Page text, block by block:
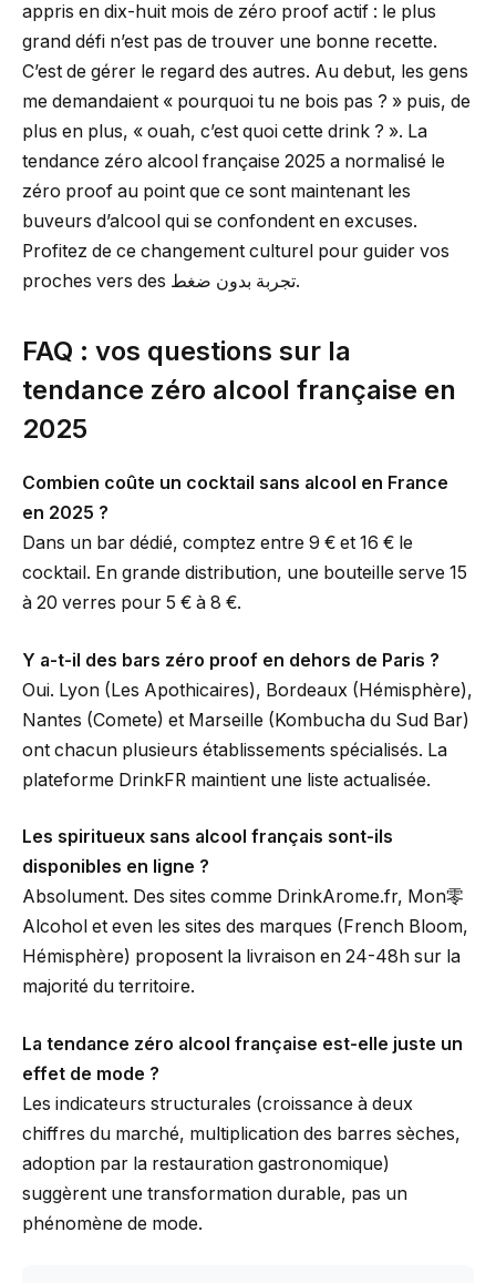
appris en dix-huit mois de zéro proof actif : le plus
grand défi n’est pas de trouver une bonne recette.
C’est de gérer le regard des autres. Au debut, les gens
me demandaient « pourquoi tu ne bois pas ? » puis, de
plus en plus, « ouah, c’est quoi cette drink ? ». La
tendance zéro alcool française 2025 a normalisé le
zéro proof au point que ce sont maintenant les
buveurs d’alcool qui se confondent en excuses.
Profitez de ce changement culturel pour guider vos
proches vers des تجربة بدون ضغط.
FAQ : vos questions sur la
tendance zéro alcool française en
2025
Combien coûte un cocktail sans alcool en France
en 2025 ?
Dans un bar dédié, comptez entre 9 € et 16 € le
cocktail. En grande distribution, une bouteille serve 15
à 20 verres pour 5 € à 8 €.
Y a-t-il des bars zéro proof en dehors de Paris ?
Oui. Lyon (Les Apothicaires), Bordeaux (Hémisphère),
Nantes (Comete) et Marseille (Kombucha du Sud Bar)
ont chacun plusieurs établissements spécialisés. La
plateforme DrinkFR maintient une liste actualisée.
Les spiritueux sans alcool français sont-ils
disponibles en ligne ?
Absolument. Des sites comme DrinkArome.fr, Mon零
Alcohol et even les sites des marques (French Bloom,
Hémisphère) proposent la livraison en 24-48h sur la
majorité du territoire.
La tendance zéro alcool française est-elle juste un
effet de mode ?
Les indicateurs structurales (croissance à deux
chiffres du marché, multiplication des barres sèches,
adoption par la restauration gastronomique)
suggèrent une transformation durable, pas un
phénomène de mode.